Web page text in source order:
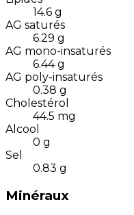
14.6 g
AG saturés
6.29 g
AG mono-insaturés
6.44 g
AG poly-insaturés
0.38 g
Cholestérol
44.5 mg
Alcool
0 g
Sel
0.83 g
Minéraux